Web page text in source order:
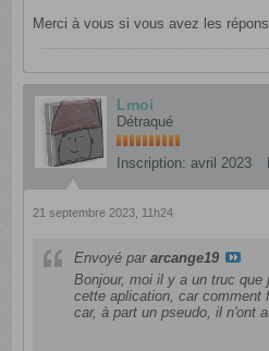
Merci à vous si vous avez les
Lmoi
Détraqué
Inscription: avril 2023
21 septembre 2023, 11h24
Envoyé pararcange19
Bonjour, moi il y a un truc que
cette aplication, car comment
car, à part un pseudo, il n'ont